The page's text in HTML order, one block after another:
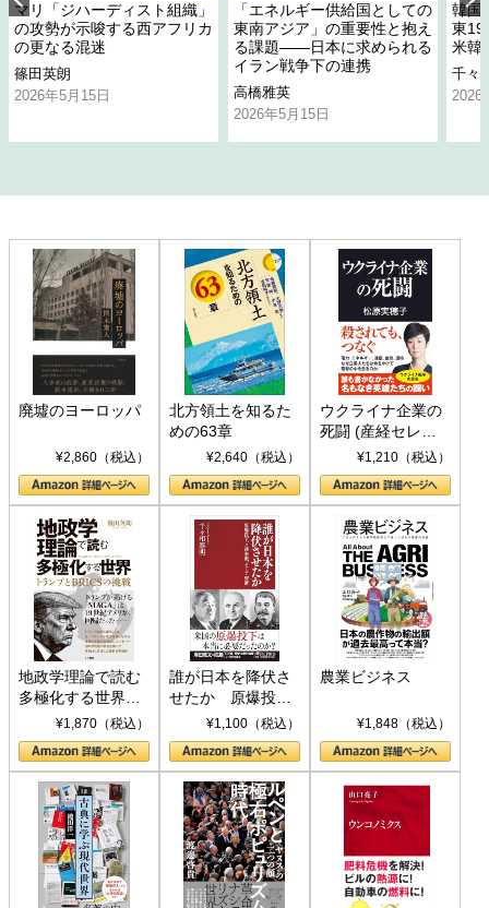
マリ「ジハーディスト組織」
の攻勢が示唆する西アフリカ
の更なる混迷
篠田英朗
2026年5月15日
「エネルギー供給国としての
東南アジア」の重要性と抱え
る課題――日本に求められる
イラン戦争下の連携
高橋雅英
2026年5月15日
韓国
東
米韓
千々
2026
廃墟のヨーロッパ
¥2,860（税込）
北方領土を知るた
めの63章
¥2,640（税込）
ウクライナ企業の
死闘 (産経セレク
ト S 039)¥1,210（税込）
地政学理論で読む
多極化する世界：
トランプとBRICS
の挑戦
¥1,870（税込）
誰が日本を降伏さ
せたか 原爆投
下、ソ連参戦、そ
して聖断 (PHP新
書)
¥1,100（税込）
農業ビジネス
¥1,848（税込）